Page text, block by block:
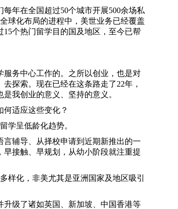
年在全国超过50个城市开展500余场私
球化布局的进程中，美世业务已经覆盖
个热门留学目的国及地区，至今已帮
务中心工作的。之所以创业，也是对
探索。现在已经在这条路走了22年，
我创业的意义、坚持的意义。
适应这些变化？
学呈低龄化趋势。
辅导、从择校申请到近期新推出的一
接触、早规划，从幼小阶段就注重提
样化，非美尤其是亚洲国家及地区吸引
级了诸如英国、新加坡、中国香港等